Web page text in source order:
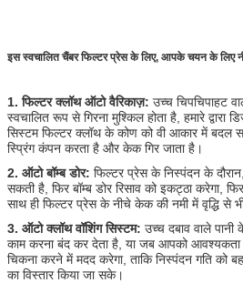
इस स्वचालित चैंबर फिल्टर प्रेस के लिए, आपके चयन के लिए
1. फिल्टर क्लॉथ ऑटो वैरिकाज़: उच्च चिपचिपाहट
स्वचालित रूप से गिरना मुश्किल होता है, हमारे द्वारा
सिस्टम फिल्टर क्लॉथ के कोण को वी आकार में बदल
स्प्रिंग कंपन करता है और केक गिर जाता है।
2. ऑटो बॉम्ब डोर: फिल्टर प्रेस के निस्पंदन के
सकती है, फिर बॉम्ब डोर रिसाव को इकट्ठा करेगा,
साथ ही फिल्टर प्रेस के नीचे केक की नमी में वृद्धि से
3. ऑटो क्लॉथ वॉशिंग सिस्टम: उच्च दबाव वाले
काम करना बंद कर देता है, या जब आपको आवश्यकता
चिकना करने में मदद करेगा, ताकि निस्पंदन गति को
का विस्तार किया जा सके।